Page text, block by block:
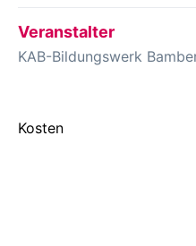
Veranstalter
KAB-Bildungswerk
Kosten